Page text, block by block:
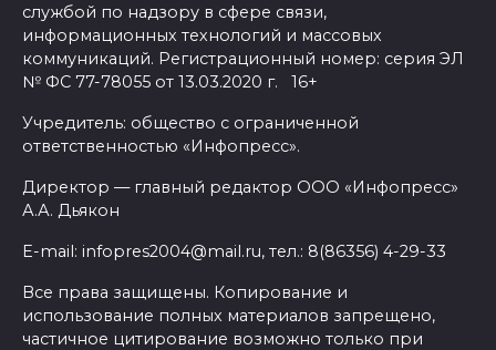
службой по надзору в сфере связи,
информационных технологий и массовых
коммуникаций. Регистрационный номер: серия ЭЛ
№ ФС 77-78055 от 13.03.2020 г. 16+
Учредитель: общество с ограниченной
ответственностью «Инфопресс».
Директор — главный редактор ООО «Инфопресс»
А.А. Дьякон
E-mail: infopres2004@mail.ru, тел.: 8(86356) 4-29-33
Все права защищены. Копирование и
использование полных материалов запрещено,
частичное цитирование возможно только при